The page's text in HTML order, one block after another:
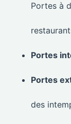
Portes à
Portes
Portes
des